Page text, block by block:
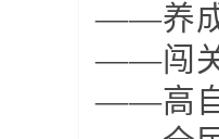
——养成
——闯关
——高自